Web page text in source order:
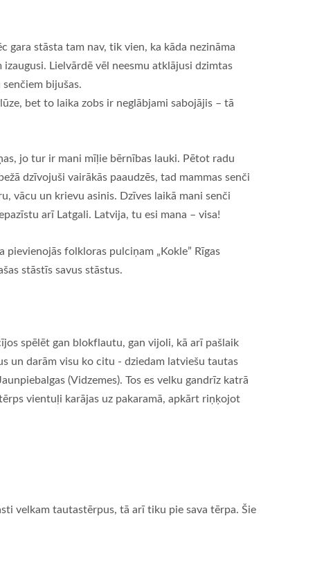
stāsta tam nav, tik vien, ka kāda nezināma
Lielvārdē vēl neesmu atklājusi dzimtas
bijušas.
bet to laika zobs ir neglābjami sabojājis – tā
jo tur ir mani mīļie bērnības lauki. Pētot radu
dzīvojuši vairākās paaudzēs, tad mammas senči
vācu un krievu asinis. Dzīves laikā mani senči
arī Latgali. Latvija, tu esi mana – visa!
folkloras pulciņam „Kokle” Rīgas
stāstīs savus stāstus.
spēlēt gan blokflautu, gan vijoli, kā arī pašlaik
un darām visu ko citu - dziedam latviešu tautas
(Vidzemes). Tos es velku gandrīz katrā
vientuļi karājas uz pakaramā, apkārt riņķojot
velkam tautastērpus, tā arī tiku pie sava tērpa. Šie